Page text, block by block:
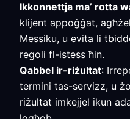
Ikkonnettja ma’ rotta
klijent appoġġat,
Messiku, u evita li
regoli fl-istess ħin.
Qabbel ir-riżultat:
termini tas-servizz, u
riżultat imkejjel ikun